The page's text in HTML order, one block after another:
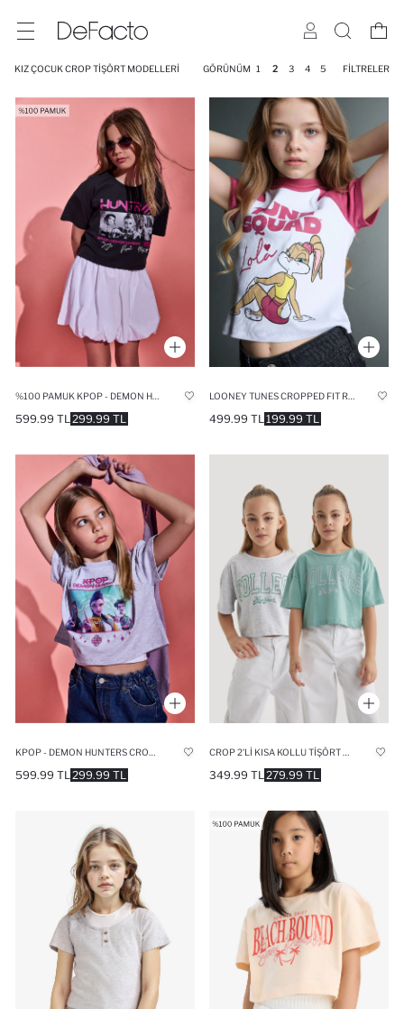
KIZ ÇOCUK CROP TIŞÖRT MODELLERI GÖRÜNÜM 1 2 3 4 5 FILTRELER
299.99 TL
599.99 TL 199.99 TL
499.99 TL
299.99 TL
599.99 TL 279.99 TL
349.99 TL